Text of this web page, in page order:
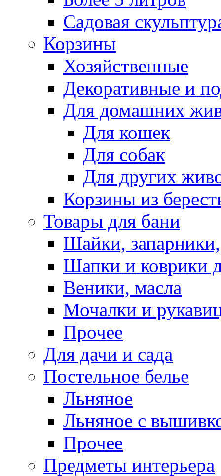
Садовая
Корзины
Хозяйственные
Декоративные и
Для домашних
Для кошек
Для собак
Для других
Корзины из
Товары для бани
Шайки,
Шапки и коврики
Веники, масла
Мочалки и
Прочее
Для дачи и сада
Постельное белье
Льняное
Льняное с
Прочее
Предметы интерьера